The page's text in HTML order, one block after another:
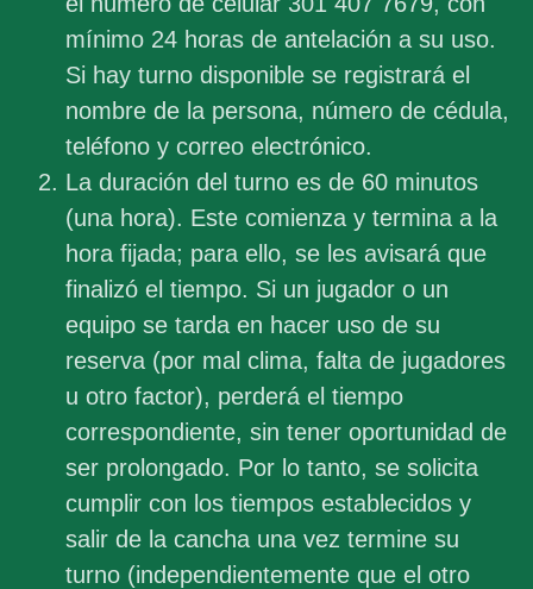
mínimo 24 horas de antelación a su uso.
Si hay turno disponible se registrará el
nombre de la persona, número de cédula,
teléfono y correo electrónico.
La duración del turno es de 60 minutos
(una hora). Este comienza y termina a la
hora fijada; para ello, se les avisará que
finalizó el tiempo. Si un jugador o un
equipo se tarda en hacer uso de su
reserva (por mal clima, falta de jugadores
u otro factor), perderá el tiempo
correspondiente, sin tener oportunidad de
ser prolongado. Por lo tanto, se solicita
cumplir con los tiempos establecidos y
salir de la cancha una vez termine su
turno (independientemente que el otro